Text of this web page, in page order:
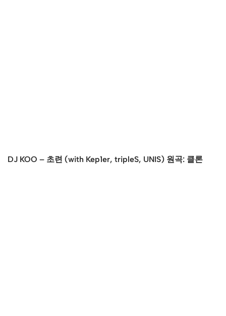
DJ KOO – 초련 (with Kep1er, tripleS, UNIS) 원곡: 클론